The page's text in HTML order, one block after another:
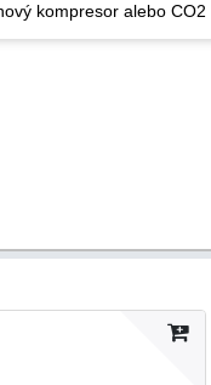
kompresor alebo CO2